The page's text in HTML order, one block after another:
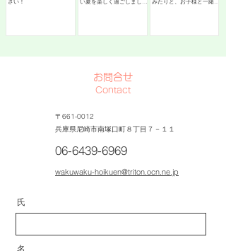
お問合せ
Contact
〒661-0012
兵庫県尼崎市南塚口町８丁目７－１１
06-6439-6969
wakuwaku-hoikuen@triton.ocn.ne.jp
氏
名